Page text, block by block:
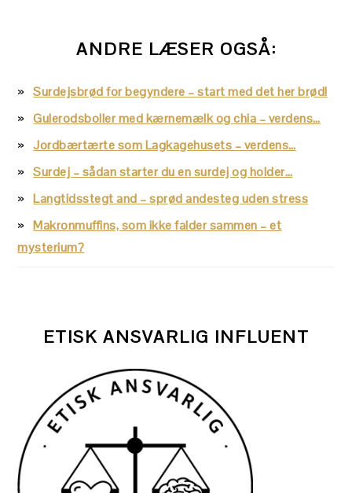
ANDRE LÆSER OGSÅ:
Surdejsbrød for begyndere – start med det her brød!
Gulerodsboller med kærnemælk og chia – verdens…
Jordbærtærte som Lagkagehusets – verdens…
Surdej – sådan starter du en surdej og holder…
Langtidsstegt and – sprød andesteg uden stress
Makronmuffins, som ikke falder sammen – et
mysterium?
ETISK ANSVARLIG INFLUENT